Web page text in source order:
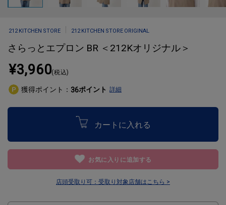
212 KITCHEN STORE 212 KITCHEN STORE ORIGINAL
さらっとエプロン BR ＜212Kオリジナル＞
¥3,960(税込)
獲得ポイント： 36ポイント 詳細
カートに入れる
お気に入りに追加する
店頭受取り可： 受取り対象店舗はこちら >